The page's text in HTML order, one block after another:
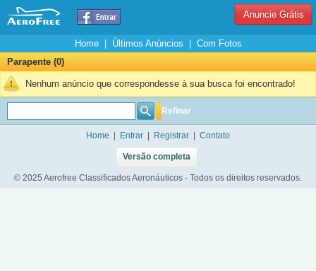
Anuncie Grátis
Home| Últimos Anúncios
Com Fotos
Parapente (0)
Nenhum anúncio que correspondesse à sua busca foi encontrado!
Refinar
Home Entrar Registrar Contato
Versão completa
© 2025 Aerofree Classificados Aeronáuticos - Todos os direitos reservados.